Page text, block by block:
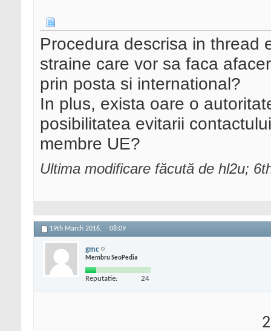
Procedura descrisa in thread
straine care vor sa faca
prin posta si international?
In plus, exista oare o
posibilitatea evitarii
membre UE?
Ultima modificare făcută de hl2u;
19th March 2016, 08:09
gmc
Membru SeoPedia
Reputatie: 24